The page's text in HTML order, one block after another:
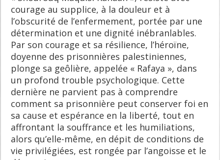
courage au supplice, à la douleur et à
l’obscurité de l’enfermement, portée par une
détermination et une dignité inébranlables.
Par son courage et sa résilience, l’héroïne,
doyenne des prisonnières palestiniennes,
plonge sa geôlière, appelée « Rafaya », dans
un profond trouble psychologique. Cette
dernière ne parvient pas à comprendre
comment sa prisonnière peut conserver foi en
sa cause et espérance en la liberté, tout en
affrontant la souffrance et les humiliations,
alors qu’elle-même, en dépit de conditions de
vie privilégiées, est rongée par l’angoisse et le